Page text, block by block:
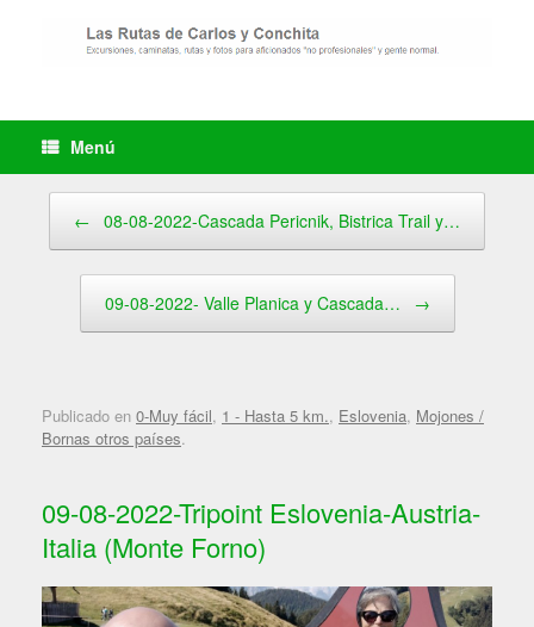
Menú
← 08-08-2022-Cascada Pericnik, Bistrica Trail y…
09-08-2022- Valle Planica y Cascada… →
Publicado en 0-Muy fácil, 1 - Hasta 5 km., Eslovenia, Mojones /
Bornas otros países.
09-08-2022-Tripoint Eslovenia-Austria-
Italia (Monte Forno)